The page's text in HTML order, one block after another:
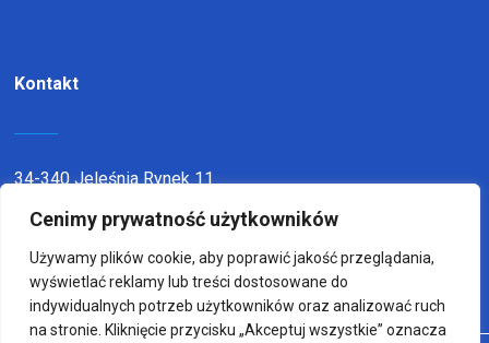
Cenimy prywatność użytkowników
Używamy plików cookie, aby poprawić jakość przeglądania,
wyświetlać reklamy lub treści dostosowane do
indywidualnych potrzeb użytkowników oraz analizować ruch
na stronie. Kliknięcie przycisku „Akceptuj wszystkie” oznacza
Kontakt
34-340 Jeleśnia Rynek 11
telefon:338636116
email:sp1jel@op.pl